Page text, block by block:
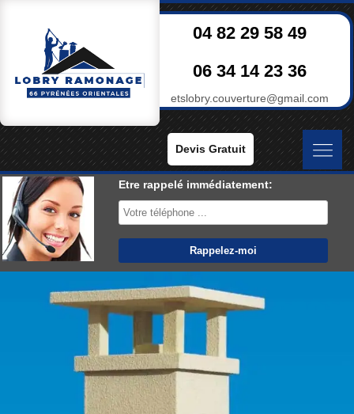
04 82 29 58 49
06 34 14 23 36
etslobry.couverture@gmail.com
Devis Gratuit
Etre rappelé immédiatement: